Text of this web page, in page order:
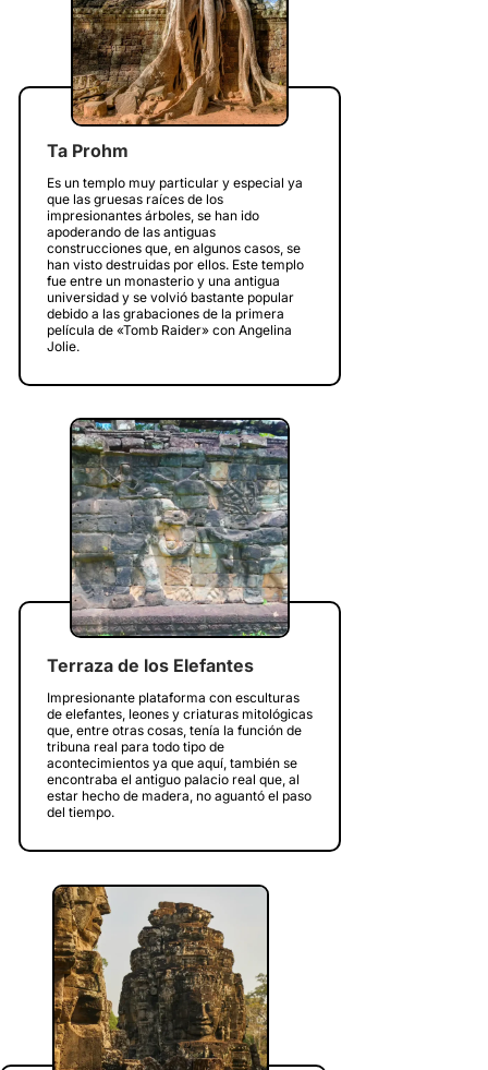
Ta Prohm
Es un templo muy particular y especial ya
que las gruesas raíces de los
impresionantes árboles, se han ido
apoderando de las antiguas
construcciones que, en algunos casos, se
han visto destruidas por ellos. Este templo
fue entre un monasterio y una antigua
universidad y se volvió bastante popular
debido a las grabaciones de la primera
película de «Tomb Raider» con Angelina
Jolie.
Terraza de los Elefantes
Impresionante plataforma con esculturas
de elefantes, leones y criaturas mitológicas
que, entre otras cosas, tenía la función de
tribuna real para todo tipo de
acontecimientos ya que aquí, también se
encontraba el antiguo palacio real que, al
estar hecho de madera, no aguantó el paso
del tiempo.